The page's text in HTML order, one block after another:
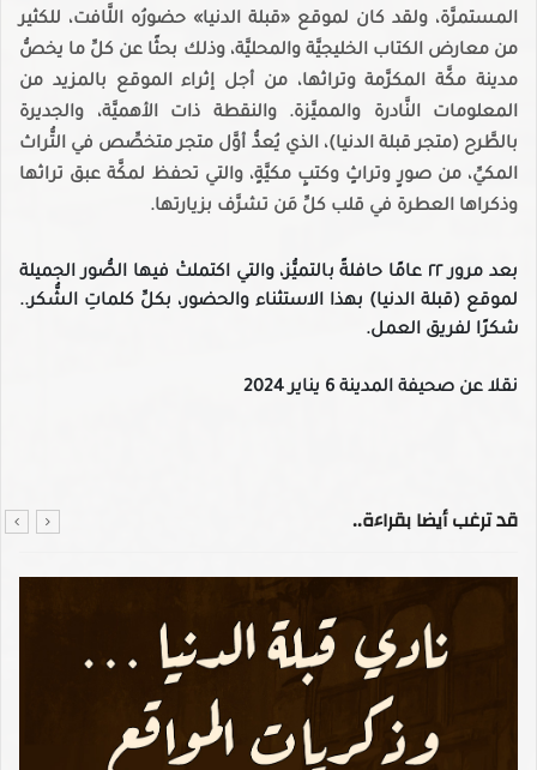
المستمرَّة، ولقد كان لموقع «قبلة الدنيا» حضورُه اللَّافت، للكثير
من معارض الكتاب الخليجيَّة والمحليَّة، وذلك بحثًا عن كلِّ ما يخصُّ
مدينة مكَّة المكرَّمة وتراثها، من أجل إثراء الموقع بالمزيد من
المعلومات النَّادرة والمميَّزة. والنقطة ذات الأهميَّة، والجديرة
بالطَّرح (متجر قبلة الدنيا)، الذي يُعدُّ أوَّل متجر متخصِّص في التُّراث
المكيِّ، من صورٍ وتراثٍ وكتبٍ مكيَّةٍ، والتي تحفظ لمكَّة عبق تراثها
وذكراها العطرة في قلب كلِّ مَن تشرَّف بزيارتها.
بعد مرور ٢٢ عامًا حافلةً بالتميُّز، والتي اكتملتْ فيها الصُّور الجميلة
لموقع (قبلة الدنيا) بهذا الاستثناء والحضور، بكلِّ كلماتِ الشُّكر..
شكرًا لفريق العمل.
نقلا عن صحيفة المدينة 6 يناير 2024
قد ترغب أيضا بقراءة..